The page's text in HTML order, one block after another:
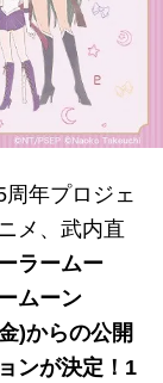
周年プロジェ
メ、武内直
ラームー
ムーン
)からの公開
ンが決定！1